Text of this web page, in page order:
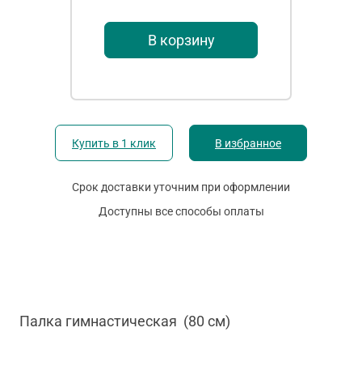
В корзину
Купить в 1 клик В избранное
Срок доставки уточним при оформлении
Доступны все способы оплаты
Палка гимнастическая (80 см)